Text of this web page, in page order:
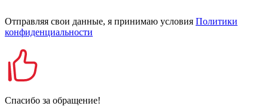
Отправляя свои данные, я принимаю условия Политики
конфиденциальности
Спасибо за обращение!